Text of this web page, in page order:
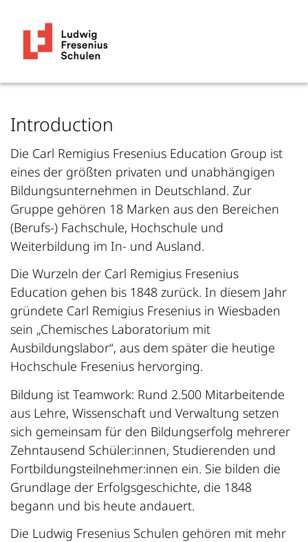
Introduction
Die Carl Remigius Fresenius Education Group ist
eines der größten privaten und unabhängigen
Bildungsunternehmen in Deutschland. Zur
Gruppe gehören 18 Marken aus den Bereichen
(Berufs-) Fachschule, Hochschule und
Weiterbildung im In- und Ausland.
Die Wurzeln der Carl Remigius Fresenius
Education gehen bis 1848 zurück. In diesem Jahr
gründete Carl Remigius Fresenius in Wiesbaden
sein „Chemisches Laboratorium mit
Ausbildungslabor“, aus dem später die heutige
Hochschule Fresenius hervorging.
Bildung ist Teamwork: Rund 2.500 Mitarbeitende
aus Lehre, Wissenschaft und Verwaltung setzen
sich gemeinsam für den Bildungserfolg mehrerer
Zehntausend Schüler:innen, Studierenden und
Fortbildungsteilnehmer:innen ein. Sie bilden die
Grundlage der Erfolgsgeschichte, die 1848
begann und bis heute andauert.
Die Ludwig Fresenius Schulen gehören mit mehr